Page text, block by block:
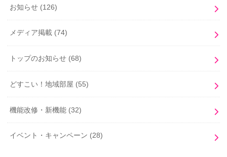
お知らせ (126)
メディア掲載 (74)
トップのお知らせ (68)
どすこい！地域部屋 (55)
機能改修・新機能 (32)
イベント・キャンペーン (28)